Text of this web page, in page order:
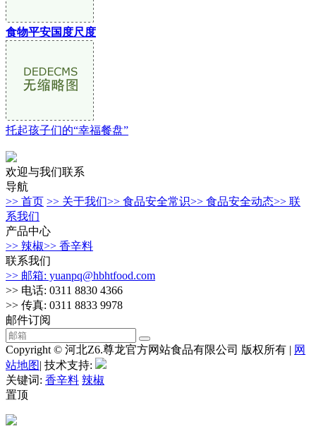
食物平安国度尺度
托起孩子们的“幸福餐盘”
欢迎与我们联系
导航
>> 首页 >> 关于我们>> 食品安全常识>> 食品安全动态>> 联
系我们
产品中心
>> 辣椒>> 香辛料
联系我们
>> 邮箱: yuanpq@hbhtfood.com
>> 电话: 0311 8830 4366
>> 传真: 0311 8833 9978
邮件订阅
Copyright © 河北Z6.尊龙官方网站食品有限公司 版权所有 | 网
站地图| 技术支持:
关键词: 香辛料 辣椒
置顶